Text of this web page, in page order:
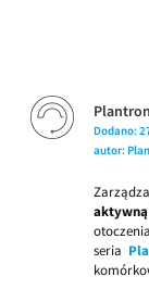
Dodano:
autor:
seria